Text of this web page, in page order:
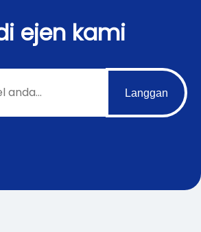
ejen kami
Langgan